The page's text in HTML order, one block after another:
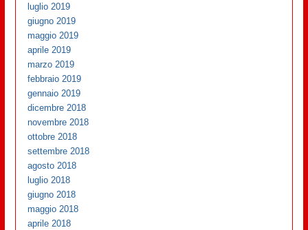
luglio 2019
giugno 2019
maggio 2019
aprile 2019
marzo 2019
febbraio 2019
gennaio 2019
dicembre 2018
novembre 2018
ottobre 2018
settembre 2018
agosto 2018
luglio 2018
giugno 2018
maggio 2018
aprile 2018